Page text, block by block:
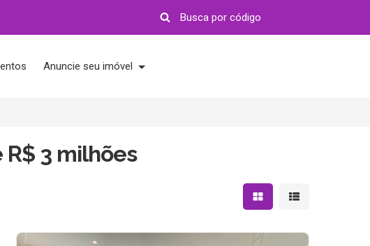
Anuncie seu imóvel
3 milhões
Mostrar resultados em
Mostrar